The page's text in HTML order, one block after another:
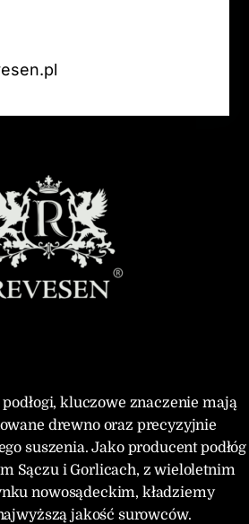
kluczowe znaczenie mają
drewno oraz precyzyjnie
suszenia. Jako producent podłóg
Sączu i Gorlicach, z wieloletnim
nowosądeckim, kładziemy
jakość surowców.